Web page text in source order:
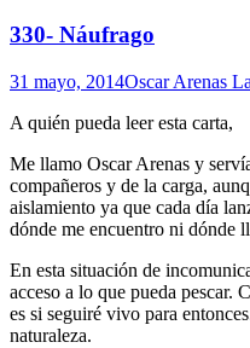
330- Náufrago
31 mayo, 2014Oscar Arenas
A quién pueda leer esta carta,
Me llamo Oscar Arenas y
compañeros y de la carga,
aislamiento ya que cada día
dónde me encuentro ni dónde
En esta situación de
acceso a lo que pueda pescar.
es si seguiré vivo para
naturaleza.